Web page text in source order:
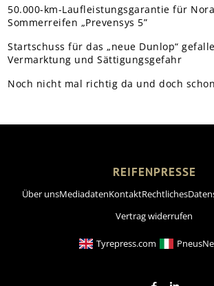
50.000-km-Laufleistungsgarantie für
Sommerreifen „Prevensys 5”
Startschuss für das „neue Dunlop“
Vermarktung und Sättigungsgefahr
Noch nicht mal richtig da und doch
REIFENPRESSE
Über unsMediadatenKontaktRechtliches
Vertrag widerrufen
Tyrepress.com